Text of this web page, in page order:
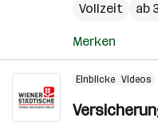
Vollzeit
ab
Merken
Einblicke Videos